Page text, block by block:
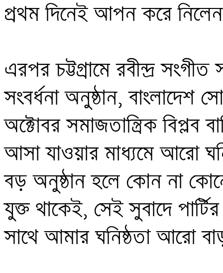
প্রথম দিনেই আপন করে
এরপর চট্টগ্রামে রবীন্দ্র
সংবর্ধনা অনুষ্ঠান, বাংলাদেশ
অক্টোবর সমাজতান্ত্রিক বিপ্লব
আসা যাওয়ার মাধ্যমে আরো
বড় অনুষ্ঠান হলে কোন না
যুক্ত থাকেই, সেই সুবাদে
সাথে আমার ঘনিষ্ঠতা আরো